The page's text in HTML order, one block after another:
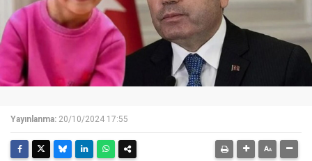
Yayınlanma: 20/10/2024 17:55